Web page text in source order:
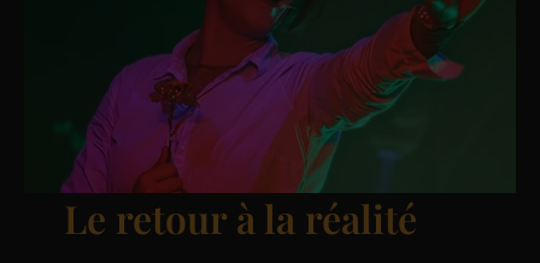
Le retour à la réalité